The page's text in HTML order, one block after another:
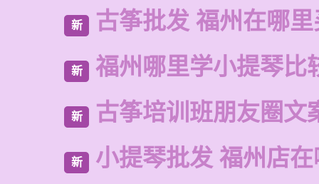
新 古筝批发 福州在哪
新 福州哪里学小提琴比
新 古筝培训班朋友圈文
新 小提琴批发 福州店